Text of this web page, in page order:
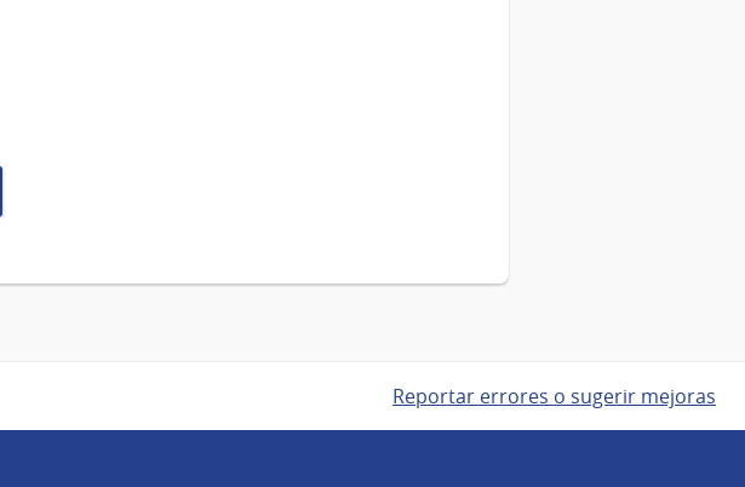
Reportar errores o sugerir mejoras